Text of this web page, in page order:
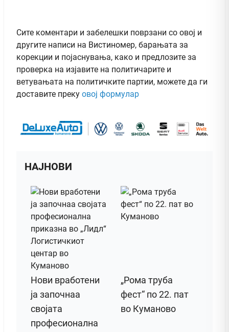
Сите коментари и забелешки поврзани со овој и
другите написи на Вистиномер, барањата за
корекции и појаснувања, како и предлозите за
проверка на изјавите на политичарите и
ветувањата на политичките партии, можете да ги
доставите преку овој формулар
НАЈНОВИ
Нови вработени
ја започнаа
својата
професионална
„Рома труба
фест“ по 22. пат
во Куманово